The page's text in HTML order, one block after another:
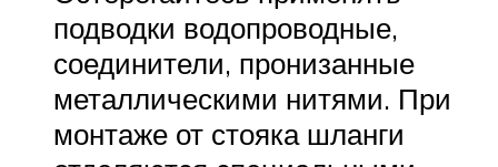
подводки водопроводные,
соединители, пронизанные
металлическими нитями. При
монтаже от стояка шланги